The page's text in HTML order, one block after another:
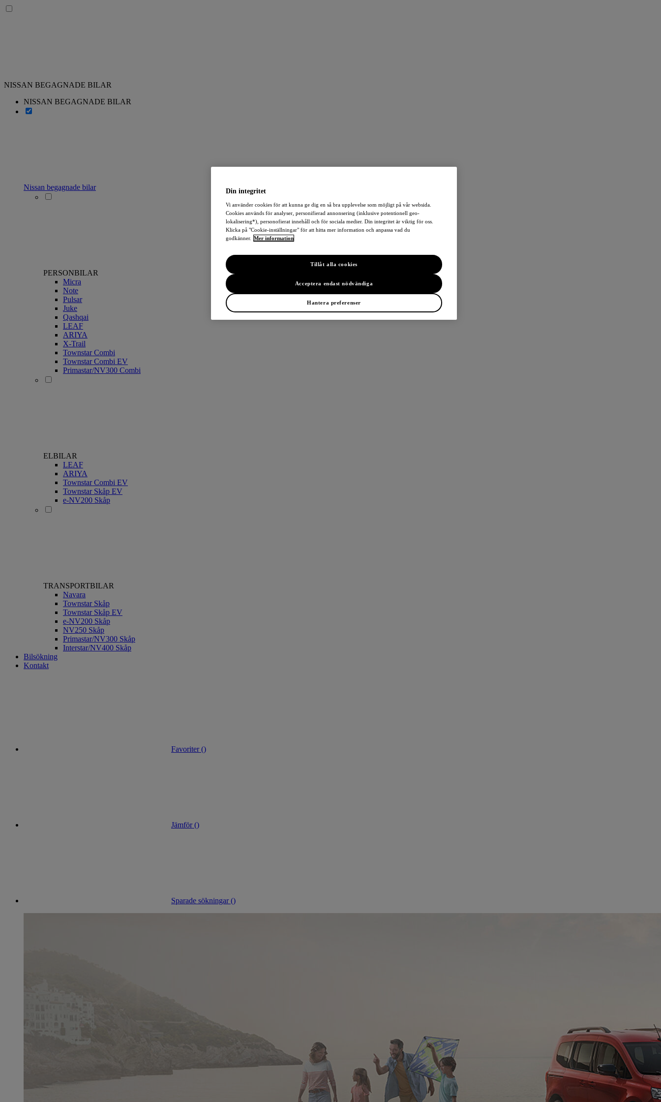
NISSAN BEGAGNADE BILAR
NISSAN BEGAGNADE BILAR
Nissan begagnade bilar
PERSONBILAR
Micra
Note
Pulsar
Juke
Qashqai
LEAF
ARIYA
X-Trail
Townstar Combi
Townstar Combi EV
Primastar/NV300 Combi
ELBILAR
LEAF
ARIYA
Townstar Combi EV
Townstar Skåp EV
e-NV200 Skåp
TRANSPORTBILAR
Navara
Townstar Skåp
Townstar Skåp EV
e-NV200 Skåp
NV250 Skåp
Primastar/NV300 Skåp
Interstar/NV400 Skåp
Bilsökning
Kontakt
Favoriter ()
Jämför ()
Sparade sökningar ()
Din integritet
Vi använder cookies för att kunna ge dig en så bra upplevelse som möjligt på vår websida.
Cookies används för analyser, personifierad annonsering (inklusive potentionell geo-
lokalisering*), personofierat innehåll och för sociala medier. Din integritet är viktig för oss.
Klicka på "Cookie-inställningar" för att hitta mer information och anpassa vad du
godkänner. Mer information
Hantera preferenser
Acceptera endast nödvändiga
Tillåt alla cookies